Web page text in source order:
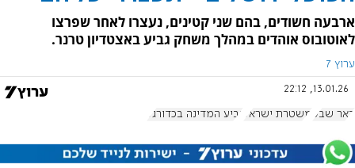
ארבעה חשודים, בהם שני קטינים, נעצרו לאחר שפרצו
לאוטובוס אוהדים במהלך משחק גביע באצטדיון טרנר.
ערוץ 7
13.01.26, 22:12
באר שבע משטרת ישראל גביע המדינה בכדורגל